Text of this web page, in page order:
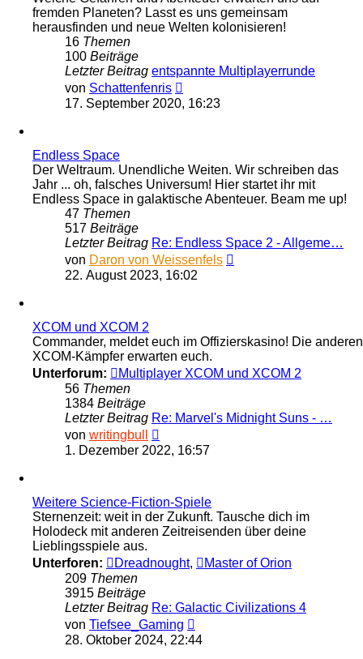
fremden Planeten? Lasst es uns gemeinsam
herausfinden und neue Welten kolonisieren!
16 Themen
100 Beiträge
Letzter Beitrag entspannte Multiplayerrunde
von Schattenfenris
Beitrag
17. September 2020, 16:23
Endless Space
Der Weltraum. Unendliche Weiten. Wir schreiben das
Jahr ... oh, falsches Universum! Hier startet ihr mit
Endless Space in galaktische Abenteuer. Beam me up!
47 Themen
517 Beiträge
Letzter Beitrag Re: Endless Space 2 - Allgeme…
von Daron von Weissenfels
22. August 2023, 16:02
XCOM und XCOM 2
Commander, meldet euch im Offizierskasino! Die anderen
XCOM-Kämpfer erwarten euch.
Unterforum:
Multiplayer XCOM und XCOM 2
56 Themen
1384 Beiträge
Letzter Beitrag Re: Marvel's Midnight Suns - …
von writingbull
Beitrag
1. Dezember 2022, 16:57
Weitere Science-Fiction-Spiele
Sternenzeit: weit in der Zukunft. Tausche dich im
Holodeck mit anderen Zeitreisenden über deine
Lieblingsspiele aus.
Unterforen:
Dreadnought,
Master of Orion
209 Themen
3915 Beiträge
Letzter Beitrag Re: Galactic Civilizations 4
von Tiefsee_Gaming
Beitrag
28. Oktober 2024, 22:44